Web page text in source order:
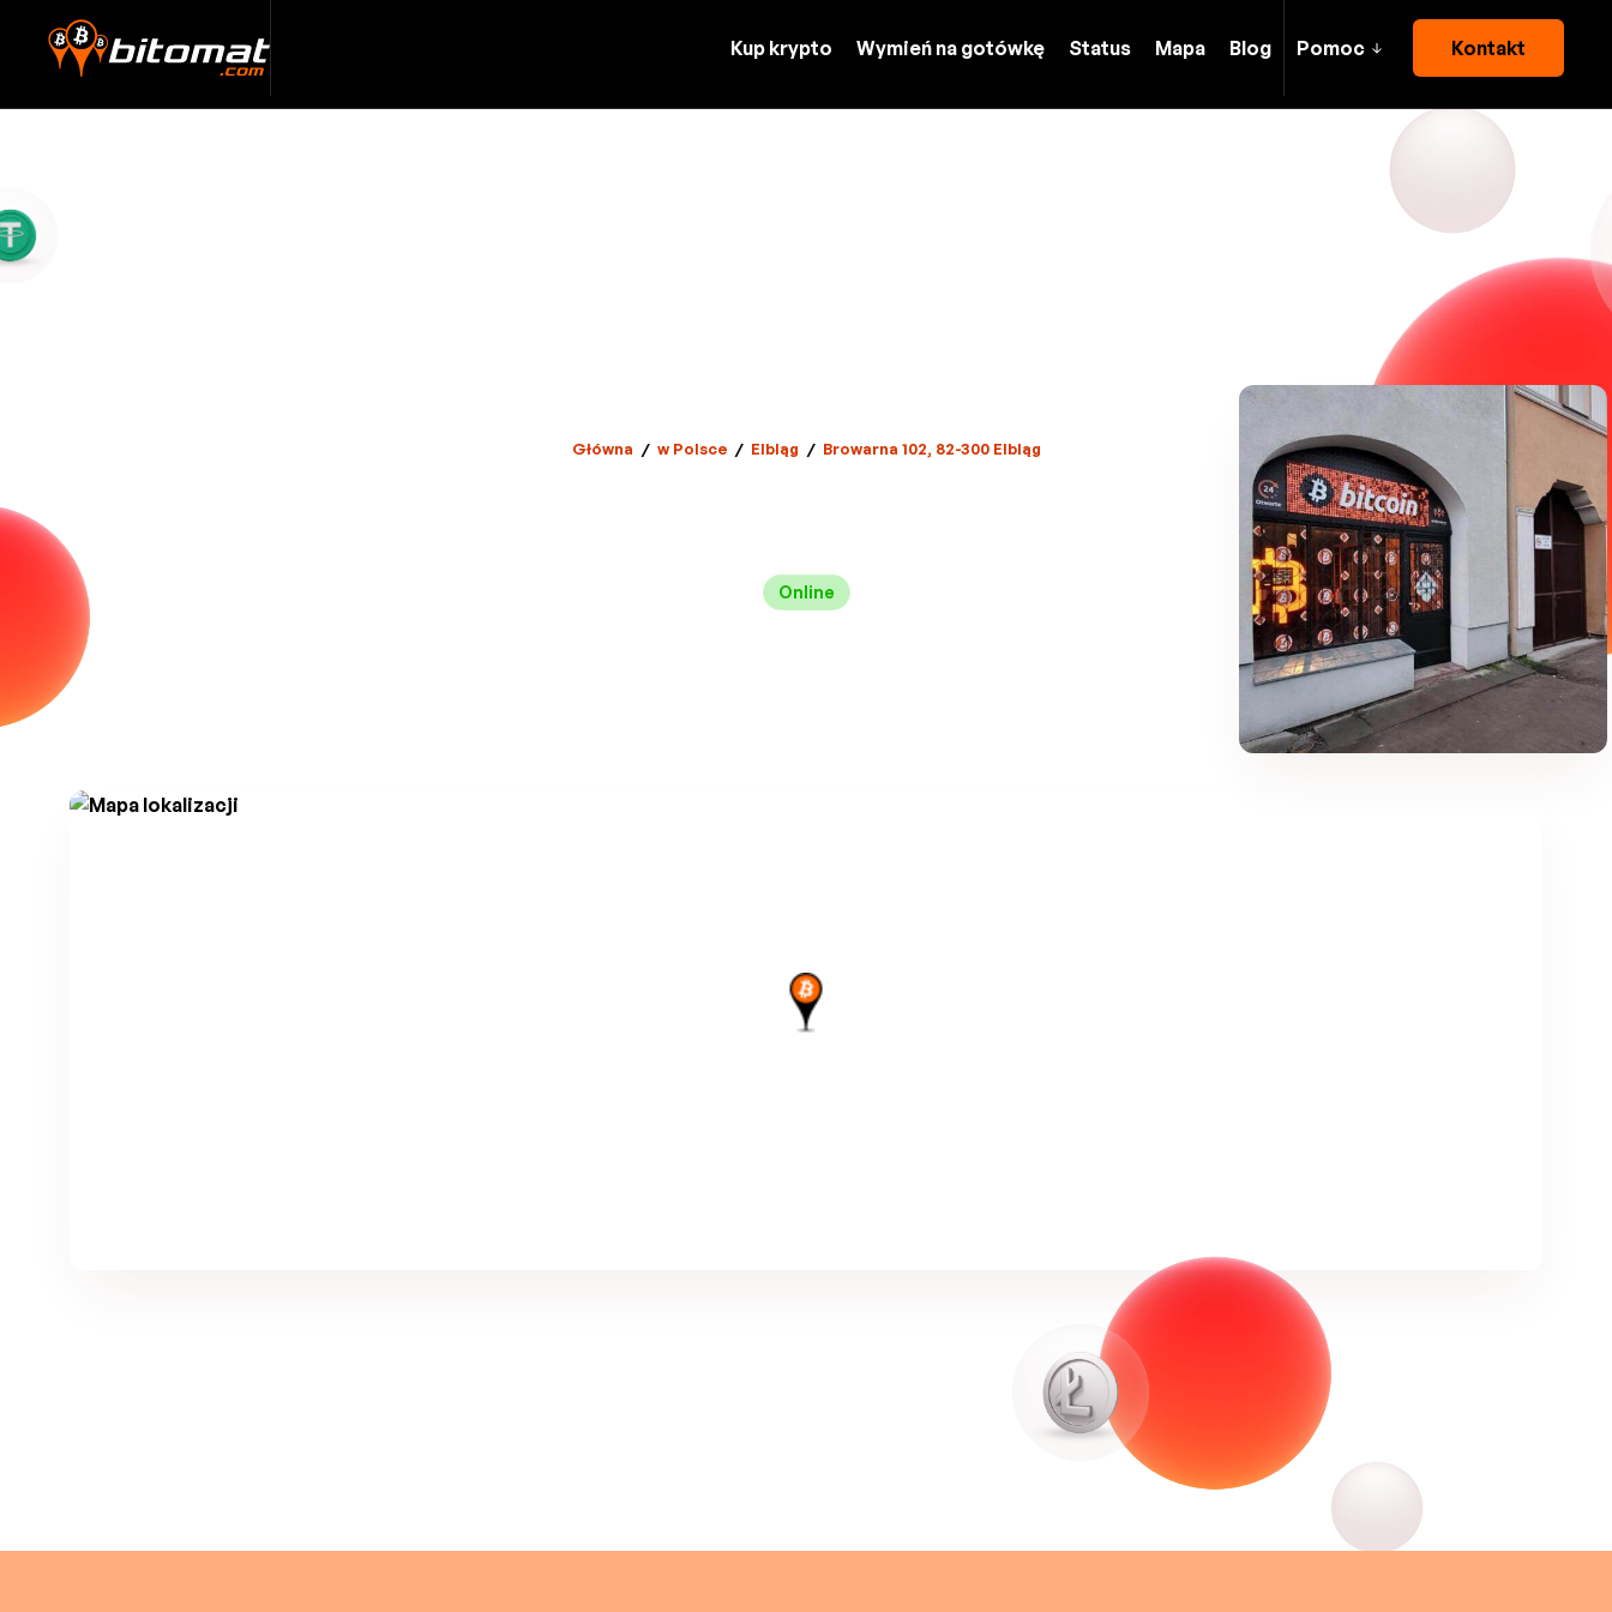
Kup krypto Wymień na gotówkę Status Mapa Blog Pomoc Kontakt
Główna / w Polsce / Elbląg / Browarna 102, 82-300 Elbląg
Online